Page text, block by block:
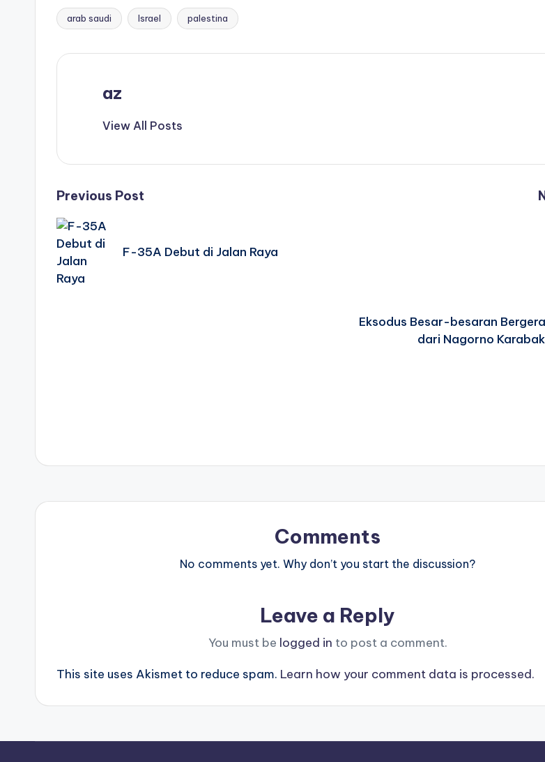
Tags:
arab saudi Israel palestina
az
View All Posts
Post
navigation
Previous Post
F-35A Debut di Jalan Raya
Eksodus Besar-besaran
dari Nagorno
Comments
No comments yet. Why don’t you start the discussion?
Leave a Reply
You must be logged in to post a comment.
This site uses Akismet to reduce spam. Learn how your comment data is processed.